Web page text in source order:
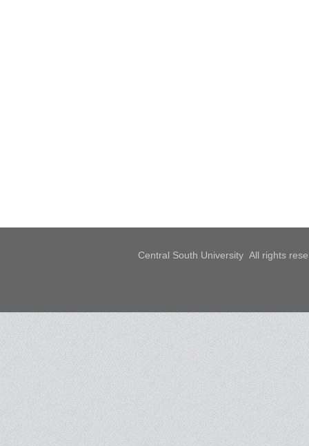
Central South University All rights